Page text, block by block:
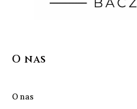
Linki w stopce
O nas
O nas